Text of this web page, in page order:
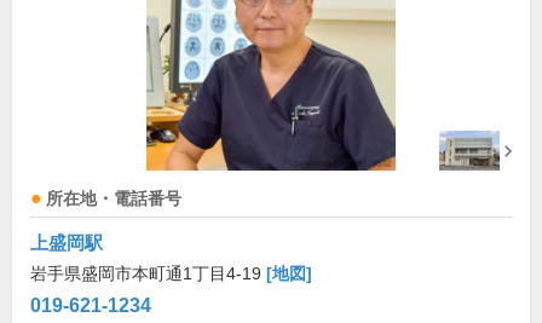
所在地・電話番号
上盛岡駅
岩手県盛岡市本町通1丁目4-19 [地図]
019-621-1234